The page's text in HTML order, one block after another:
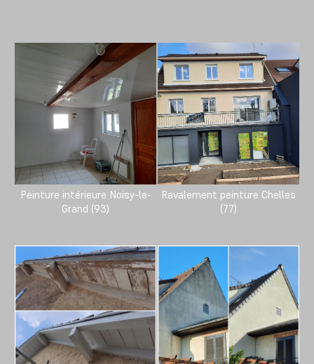
Peinture intérieure Noisy-le-
Grand (93)
Ravalement peinture Chelles
(77)